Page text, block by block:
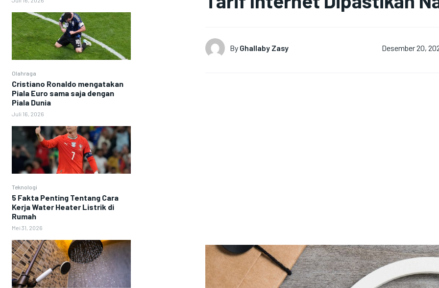
Olahraga
Cristiano Ronaldo mengatakan
Piala Euro sama saja dengan
Piala Dunia
Juli 16, 2026
Teknologi
5 Fakta Penting Tentang Cara
Kerja Water Heater Listrik di
Rumah
Mei 31, 2026
By Ghallaby Zasy Desember 20,